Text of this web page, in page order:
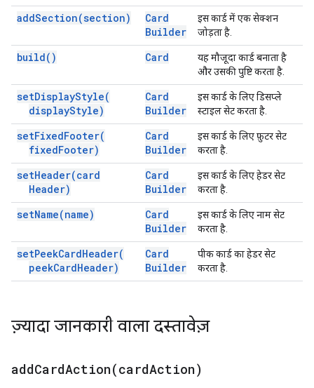
addSection(section)
Card
Builder
इस कार्ड में एक सेक्शन
जोड़ता है.
build( ) Card
यह मौजूदा कार्ड बनाता है
और उसकी पुष्टि करता है.
setDisplayStyle(
displayStyle)
Card
Builder
इस कार्ड के लिए डिसप्ले
स्टाइल सेट करता है.
setFixedFooter(
fixedFooter)
Card
Builder
इस कार्ड के लिए फ़ुटर सेट
करता है.
setHeader(card
Header)
Card
Builder
इस कार्ड के लिए हेडर सेट
करता है.
setName(name)
Card
Builder
इस कार्ड के लिए नाम सेट
करता है.
setPeekCardHeader(
peekCardHeader)
Card
Builder
पीक कार्ड का हेडर सेट
करता है.
ज़्यादा जानकारी वाला दस्तावेज़
addCardAction(cardAction)